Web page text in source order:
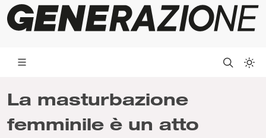
La masturbazione
femminile è un atto